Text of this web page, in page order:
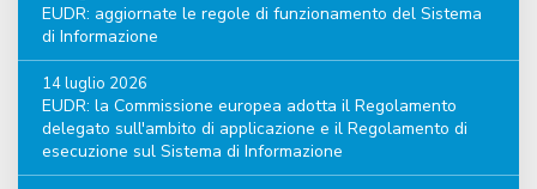
EUDR: aggiornate le regole di funzionamento del Sistema
di Informazione
14 luglio 2026
EUDR: la Commissione europea adotta il Regolamento
delegato sull'ambito di applicazione e il Regolamento di
esecuzione sul Sistema di Informazione